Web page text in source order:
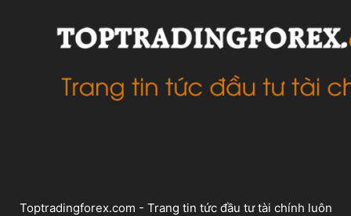
Toptradingforex.com - Trang tin tức đầu tư tài chính luôn